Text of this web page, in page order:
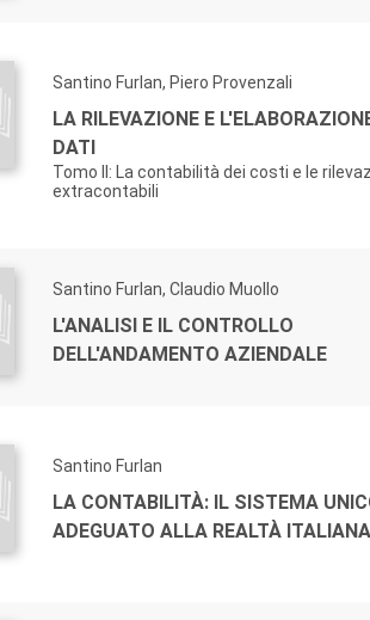
Santino Furlan, Piero Provenzali
LA RILEVAZIONE E
DATI
Tomo II: La contabilità dei costi e le
extracontabili
Santino Furlan, Claudio Muollo
L'ANALISI E IL CONTROLLO
DELL'ANDAMENTO AZIENDALE
Santino Furlan
LA CONTABILITÀ: IL SISTEMA
ADEGUATO ALLA REALTÀ ITALIANA